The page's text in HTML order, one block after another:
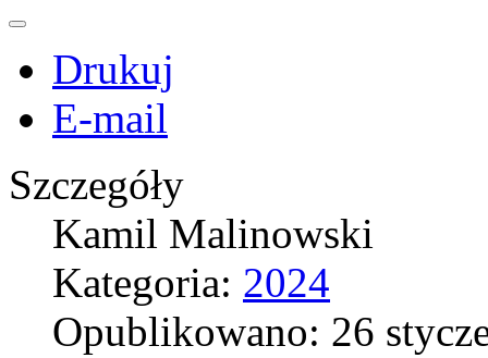
Drukuj
E-mail
Szczegóły
Kamil Malinowski
Kategoria: 2024
Opublikowano: 26